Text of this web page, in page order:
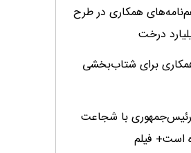
همکاری در طرح
درخت
برای شتاب‌بخشی
رئیس‌جمهوری با شجاعت
است+ فیلم